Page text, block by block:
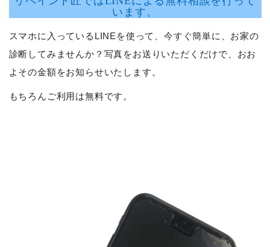
います。
スマホに入っているLINEを使って、今すぐ簡単に、お家の
診断してみませんか？写真をお送りいただくだけで、おお
よその金額をお知らせいたします。
もちろんご利用は無料です。